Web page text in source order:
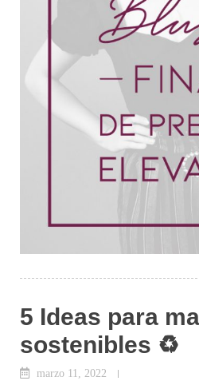
5 Ideas para
sostenibles ♻
marzo 11, 2022